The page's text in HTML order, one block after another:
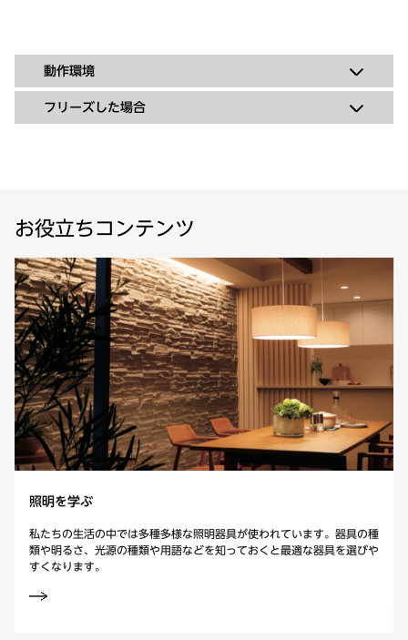
動作環境
フリーズした場合
お役立ちコンテンツ
照明を学ぶ
私たちの生活の中では多種多様な照明器具が使われています。 器具の種
類や明るさ、光源の種類や用語などを知っておくと最適な器具を選びや
すくなります。